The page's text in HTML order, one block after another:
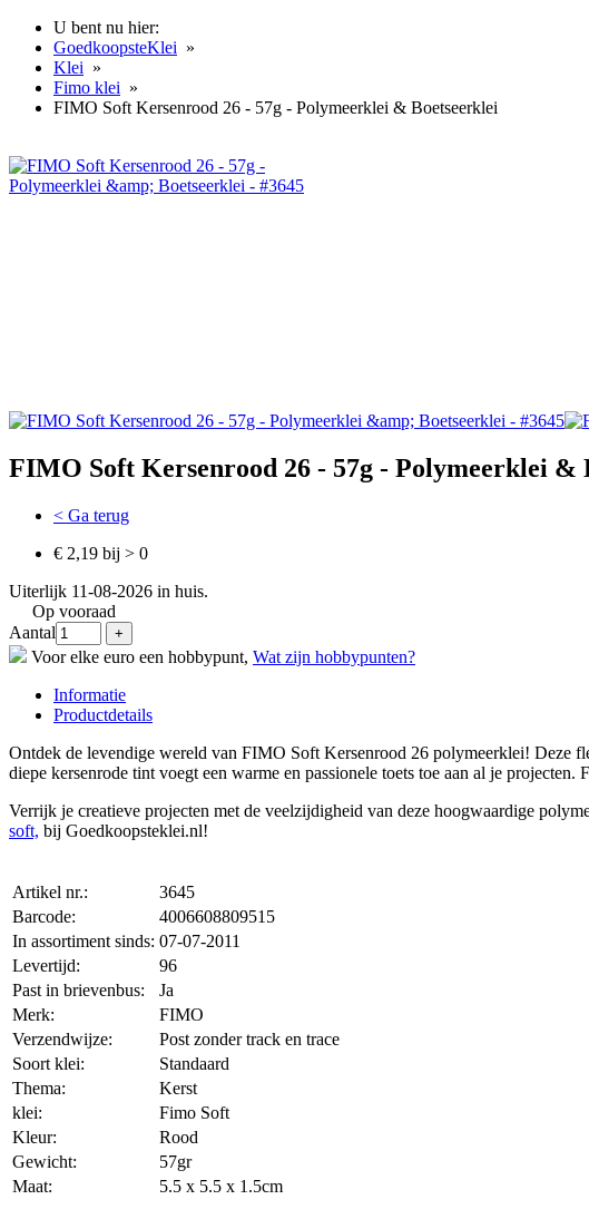
U bent nu hier:
GoedkoopsteKlei »
Klei »
Fimo klei »
FIMO Soft Kersenrood 26 - 57g - Polymeerklei & Boetseerklei
FIMO Soft Kersenrood 26 - 57g - Polymeerklei &
< Ga terug
€ 2,19 bij > 0
Uiterlijk 11-08-2026 in huis.
Op vooraad
Aantal
Voor elke euro een hobbypunt, Wat zijn hobbypunten?
Informatie
Productdetails
Ontdek de levendige wereld van FIMO Soft Kersenrood 26 polymeerklei! Deze
diepe kersenrode tint voegt een warme en passionele toets toe aan al je
Verrijk je creatieve projecten met de veelzijdigheid van deze hoogwaardige
soft, bij Goedkoopsteklei.nl!
Artikel nr.:
3645
Barcode:
4006608809515
In assortiment sinds: 07-07-2011
Levertijd:
96
Past in brievenbus:
Ja
Merk:
FIMO
Verzendwijze:
Post zonder track en trace
Soort klei:
Standaard
Thema:
Kerst
klei:
Fimo Soft
Kleur:
Rood
Gewicht:
57gr
Maat:
5.5 x 5.5 x 1.5cm